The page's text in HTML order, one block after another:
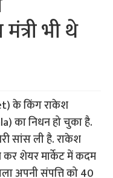
भी थे
के किंग राकेश
का निधन हो चुका है.
सांस ली है. राकेश
शेयर मार्केट में कदम
अपनी संपत्ति को 40